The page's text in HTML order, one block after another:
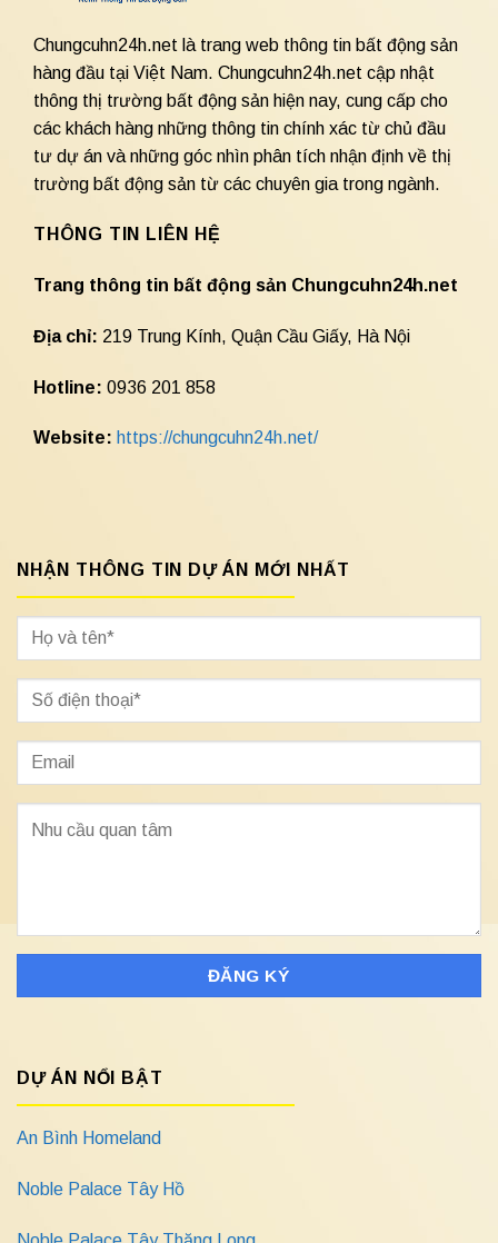
Chungcuhn24h.net là trang web thông tin bất động sản
hàng đầu tại Việt Nam. Chungcuhn24h.net cập nhật
thông thị trường bất động sản hiện nay, cung cấp cho
các khách hàng những thông tin chính xác từ chủ đầu
tư dự án và những góc nhìn phân tích nhận định về thị
trường bất động sản từ các chuyên gia trong ngành.
THÔNG TIN LIÊN HỆ
Trang thông tin bất động sản Chungcuhn24h.net
Địa chỉ: 219 Trung Kính, Quận Cầu Giấy, Hà Nội
Hotline: 0936 201 858
Website: https://chungcuhn24h.net/
NHẬN THÔNG TIN DỰ ÁN MỚI NHẤT
DỰ ÁN NỔI BẬT
An Bình Homeland
Noble Palace Tây Hồ